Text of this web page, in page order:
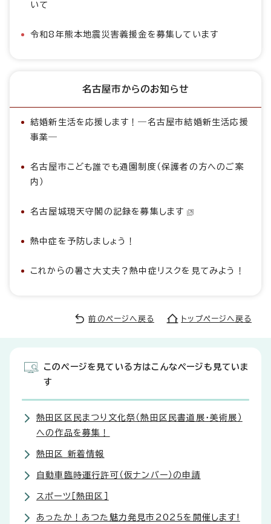
いて
令和8年熊本地震災害義援金を募集しています
名古屋市からのお知らせ
結婚新生活を応援します！―名古屋市結婚新生活応援
事業―
名古屋市こども誰でも通園制度（保護者の方へのご案
内）
名古屋城現天守閣の記録を募集します
熱中症を予防しましょう！
これからの暑さ大丈夫？熱中症リスクを見てみよう！
前のページへ戻る トップページへ戻る
このページを見ている方はこんなページも見ていま
す
熱田区区民まつり文化祭（熱田区民書道展・美術展）
への作品を募集！
熱田区 新着情報
自動車臨時運行許可（仮ナンバー）の申請
スポーツ［熱田区］
あったか！あつた魅力発見市2025を開催します!